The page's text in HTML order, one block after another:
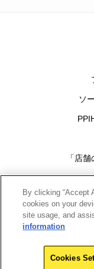
ソ
「店
By clicking “Accept
cookies on your
site usage, and
information
Cookies